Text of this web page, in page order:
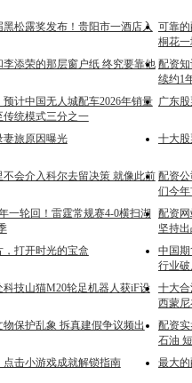
松露奖发布！贵阳市一酒店入 可靠
桐花
添荣的那层窗户纸 终究要靠他 配资知
续约1
计中国无人城配车2026年销量
传统模式三分之一
广东
妻旅原因曝光 十大
会介入科尔去留决策 就像此前 配资
们今
一轮回！雷霆常规赛4-0横扫湖
配资
坚持
打开时光的宝盒
中国
行业
技山猫M20轮足机器人获iF设
十大
西蒙
保护乱象 拆真建假争议频出
配资
石油
击小游戏成就解锁指南 最大